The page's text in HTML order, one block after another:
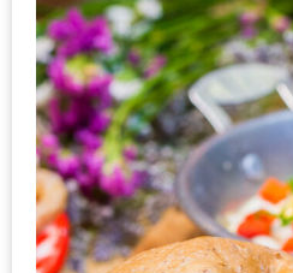
งาน
เดียว
ทั้ง
ช้อป
กิน
เที่ยว
พร้อม
โปร